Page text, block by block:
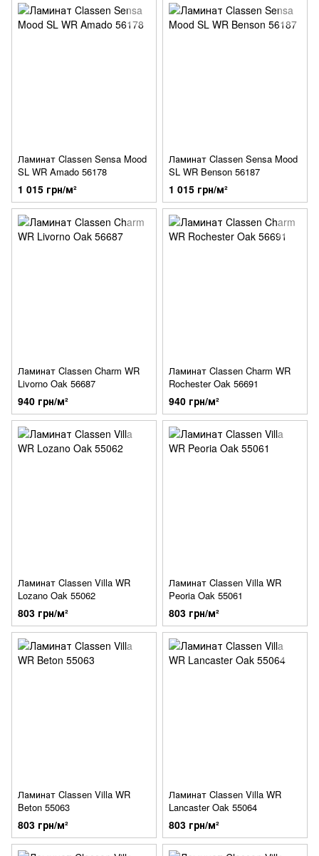
Ламинат Classen Sensa Mood
SL WR Amado 56178
1 015 грн/м²
Ламинат Classen Sensa Mood
SL WR Benson 56187
1 015 грн/м²
Ламинат Classen Charm WR
Livorno Oak 56687
940 грн/м²
Ламинат Classen Charm WR
Rochester Oak 56691
940 грн/м²
Ламинат Classen Villa WR
Lozano Oak 55062
803 грн/м²
Ламинат Classen Villa WR
Peoria Oak 55061
803 грн/м²
Ламинат Classen Villa WR
Beton 55063
803 грн/м²
Ламинат Classen Villa WR
Lancaster Oak 55064
803 грн/м²